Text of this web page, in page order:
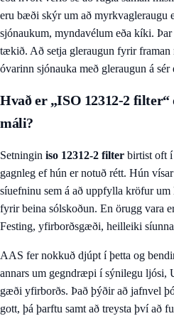
eru bæði skýr um að myrkvagleraugu
sjónaukum, myndavélum eða kíki. Þar
tækið. Að setja gleraugun fyrir framan
óvarinn sjónauka með gleraugun á
Hvað er „ISO 12312-2
máli?
Setningin iso 12312-2 filter birtist oft
gagnleg ef hún er notuð rétt. Hún
síuefninu sem á að uppfylla kröfur
fyrir beina sólskoðun. En örugg vara
Festing, yfirborðsgæði, heilleiki
AAS fer nokkuð djúpt í þetta og
annars um gegndræpi í sýnilegu ljósi,
gæði yfirborðs. Það þýðir að jafnvel
gott, þá þarftu samt að treysta því að